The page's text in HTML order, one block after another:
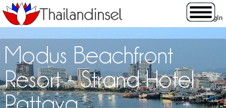
Modus Beachfront
Resort - Strand Hotel